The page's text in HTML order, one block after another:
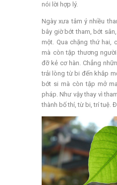
nói lời hợp lý.
Ngày xưa tâm ý nhiều
bây giờ bớt tham, bớt
một. Qua chặng thứ hai,
mà còn tập thương
đỡ kẻ cơ hàn. Chẳng
trải lòng từ bi đến khắp
bớt si mà còn tập mở
pháp. Như vậy thay vì
thành bố thí, từ bi, trí tuệ.